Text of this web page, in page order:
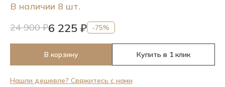
В наличии 8 шт.
24 900 ₽6 225 ₽ -75%
В корзину Купить в 1 клик
Нашли дешевле? Свяжитесь с нами